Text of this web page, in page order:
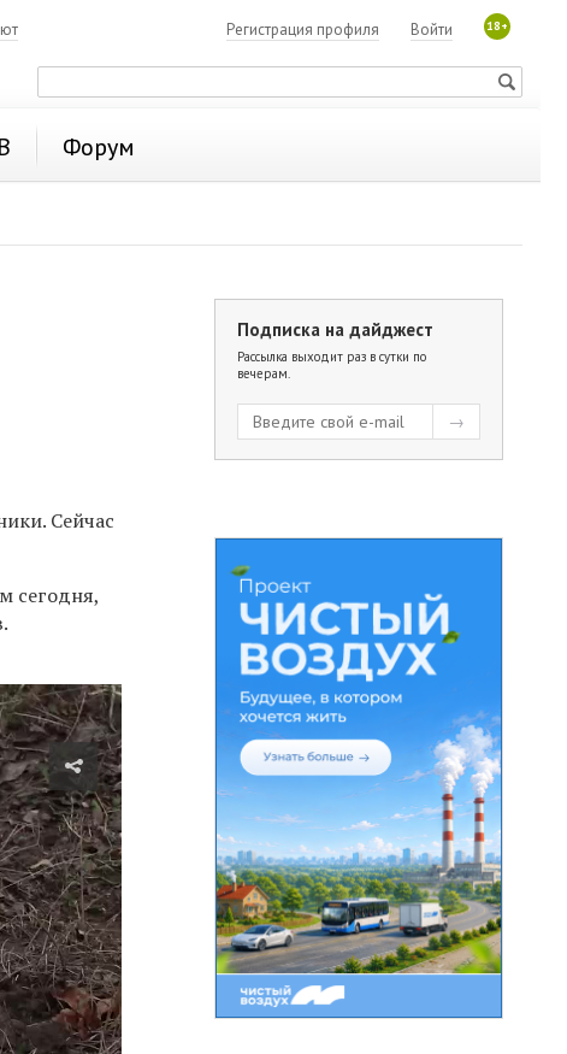
18+
Войти
Регистрация профиля
Форум
Сейчас
сегодня,
Подписка на дайджест
Рассылка выходит раз в сутки по
вечерам.